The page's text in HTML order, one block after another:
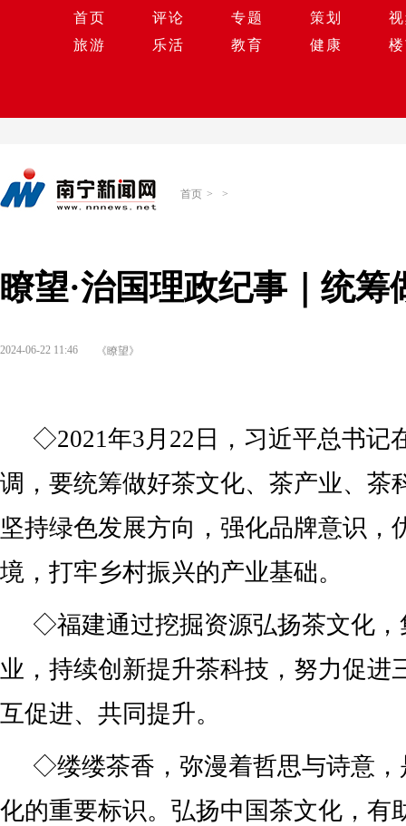
首页 评论 专题 策划
旅游
乐活 教育 健康
首页 > >
瞭望·治国理政纪事｜统筹
2024-06-22 11:46 《瞭望》
◇2021年3月22日，习近平总书记
调，要统筹做好茶文化、茶产业、茶
坚持绿色发展方向，强化品牌意识，
境，打牢乡村振兴的产业基础。
◇福建通过挖掘资源弘扬茶文化，
业，持续创新提升茶科技，努力促进
互促进、共同提升。
◇缕缕茶香，弥漫着哲思与诗意，
化的重要标识。弘扬中国茶文化，有